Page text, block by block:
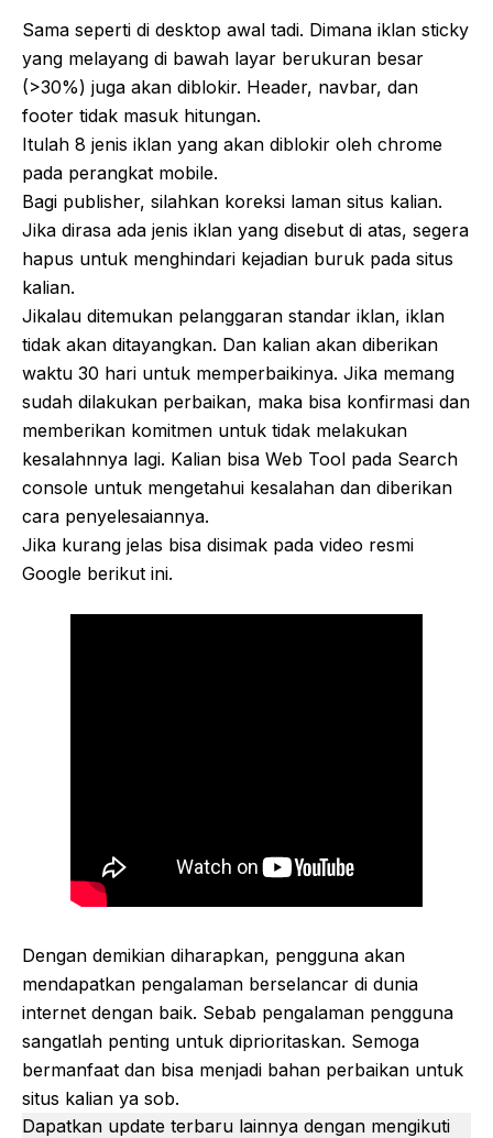
Sama seperti di desktop awal tadi. Dimana iklan sticky
yang melayang di bawah layar berukuran besar
(>30%) juga akan diblokir. Header, navbar, dan
footer tidak masuk hitungan.
Itulah 8 jenis iklan yang akan diblokir oleh chrome
pada perangkat mobile.
Bagi publisher, silahkan koreksi laman situs kalian.
Jika dirasa ada jenis iklan yang disebut di atas, segera
hapus untuk menghindari kejadian buruk pada situs
kalian.
Jikalau ditemukan pelanggaran standar iklan, iklan
tidak akan ditayangkan. Dan kalian akan diberikan
waktu 30 hari untuk memperbaikinya. Jika memang
sudah dilakukan perbaikan, maka bisa konfirmasi dan
memberikan komitmen untuk tidak melakukan
kesalahnnya lagi. Kalian bisa Web Tool pada Search
console untuk mengetahui kesalahan dan diberikan
cara penyelesaiannya.
Jika kurang jelas bisa disimak pada video resmi
Google berikut ini.
Dengan demikian diharapkan, pengguna akan
mendapatkan pengalaman berselancar di dunia
internet dengan baik. Sebab pengalaman pengguna
sangatlah penting untuk diprioritaskan. Semoga
bermanfaat dan bisa menjadi bahan perbaikan untuk
situs kalian ya sob.
Dapatkan update terbaru lainnya dengan mengikuti